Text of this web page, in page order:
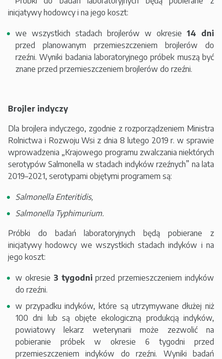
inicjatywy hodowcy i na jego koszt:
we wszystkich stadach brojlerów w okresie 14 dni
przed planowanym przemieszczeniem brojlerów do
rzeźni. Wyniki badania laboratoryjnego próbek muszą być
znane przed przemieszczeniem brojlerów do rzeźni.
Brojler indyczy
Dla brojlera indyczego, zgodnie z rozporządzeniem Ministra
Rolnictwa i Rozwoju Wsi z dnia 8 lutego 2019 r. w sprawie
wprowadzenia „Krajowego programu zwalczania niektórych
serotypów Salmonella w stadach indyków rzeźnych” na lata
2019–2021, serotypami objętymi programem są:
Salmonella Enteritidis,
Salmonella Typhimurium.
Próbki do badań laboratoryjnych będą pobierane z
inicjatywy hodowcy we wszystkich stadach indyków i na
jego koszt:
w okresie 3 tygodni przed przemieszczeniem indyków
do rzeźni.
w przypadku indyków, które są utrzymywane dłużej niż
100 dni lub są objęte ekologiczną produkcją indyków,
powiatowy lekarz weterynarii może zezwolić na
pobieranie próbek w okresie 6 tygodni przed
przemieszczeniem indyków do rzeźni. Wyniki badań